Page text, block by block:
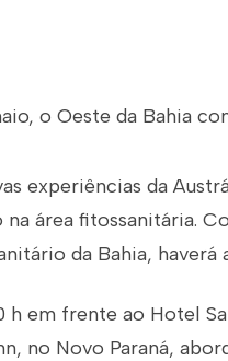
o Oeste da Bahia
experiências da
área fitossanitária.
da Bahia, haverá
h em frente ao Hotel
no Novo Paraná,